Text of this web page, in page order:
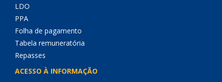
LDO
PPA
Folha de pagamento
Tabela remuneratória
Repasses
ACESSO À INFORMAÇÃO